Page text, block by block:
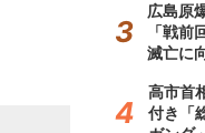
広島原
「戦
滅亡に
高市首
付き「